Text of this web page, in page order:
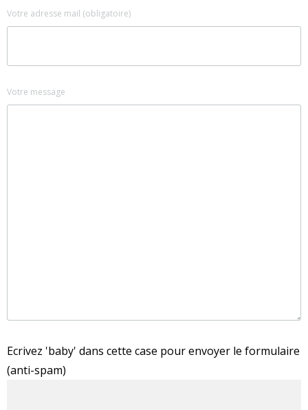
Votre adresse mail (obligatoire)
Votre message
Ecrivez 'baby' dans cette case pour envoyer le formulaire
(anti-spam)